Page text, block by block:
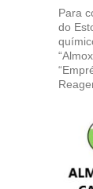
Para
do